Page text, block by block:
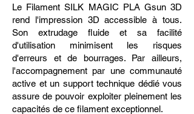
Le Filament SILK MAGIC PLA Gsun 3D
rend l'impression 3D accessible à tous.
Son extrudage fluide et sa facilité
d'utilisation minimisent les risques
d'erreurs et de bourrages. Par ailleurs,
l'accompagnement par une communauté
active et un support technique dédié vous
assure de pouvoir exploiter pleinement les
capacités de ce filament exceptionnel.